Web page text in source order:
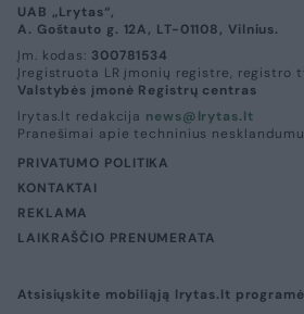
UAB „Lrytas“,
A. Goštauto g. 12A, LT-01108, Vilnius.
Įm. kodas: 300781534
Įregistruota LR įmonių registre, registro
Valstybės įmonė Registrų centras
lrytas.lt redakcija news@lrytas.lt
Pranešimai apie techninius
PRIVATUMO POLITIKA
KONTAKTAI
REKLAMA
LAIKRAŠČIO PRENUMERATA
Atsisiųskite mobiliąją lrytas.lt